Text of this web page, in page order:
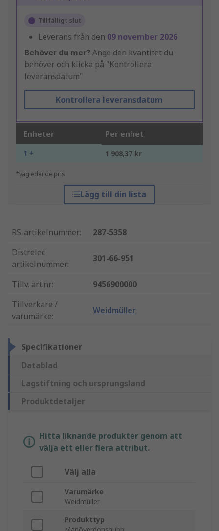
Tillfälligt slut
Leverans från den 09 november 2026
Behöver du mer? Ange den kvantitet du
behöver och klicka på "Kontrollera
leveransdatum"
Kontrollera leveransdatum
Enheter Per enhet
1 + 1 908,37 kr
*vägledande pris
Lägg till din lista
RS-artikelnummer:
287-5358
Distrelec
artikelnummer:
301-66-951
Tillv. art.nr:
9456900000
Tillverkare /
varumärke:
Weidmüller
Specifikationer
Datablad
Lagstiftning och ursprungsland
Produktdetaljer
Hitta liknande produkter genom att
välja ett eller flera attribut.
Välj alla
Varumärke
Weidmüller
Produkttyp